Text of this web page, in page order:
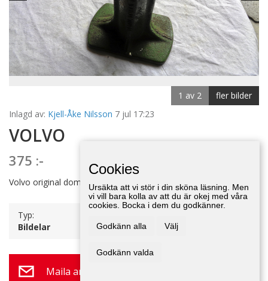
fler bilder
1 av 2
Inlagd av: Kjell-Åke Nilsson 7 jul 17:23
VOLVO
375 :-
Volvo original domkraft Nike, E-tuna.
Typ:
Bildelar
Maila annonsör
Cookies
Ursäkta att vi stör i din sköna läsning. Men
vi vill bara kolla av att du är okej med våra
cookies. Bocka i dem du godkänner.
Godkänn alla Välj
Godkänn valda